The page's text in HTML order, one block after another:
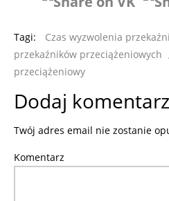
Tagi: Czas wyzwolenia
przekaźników przeciążeniowych
przeciążeniowy
Dodaj komentarz
Twój adres email nie zostanie
Komentarz